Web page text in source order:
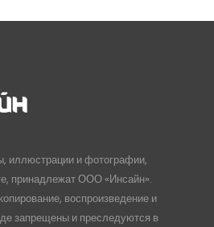
иллюстрации и фотографии,
принадлежат ООО «Инсайн».
воспроизведение и
запрещены и преследуются в